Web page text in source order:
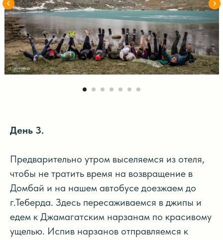
День 3.
Предварительно утром выселяемся из отеля,
чтобы не тратить время на возвращение в
Домбай и на нашем автобусе доезжаем до
г.Теберда. Здесь пересаживаемся в джипы и
едем к Джамагатским нарзанам по красивому
ущелью. Испив нарзанов отправляемся к